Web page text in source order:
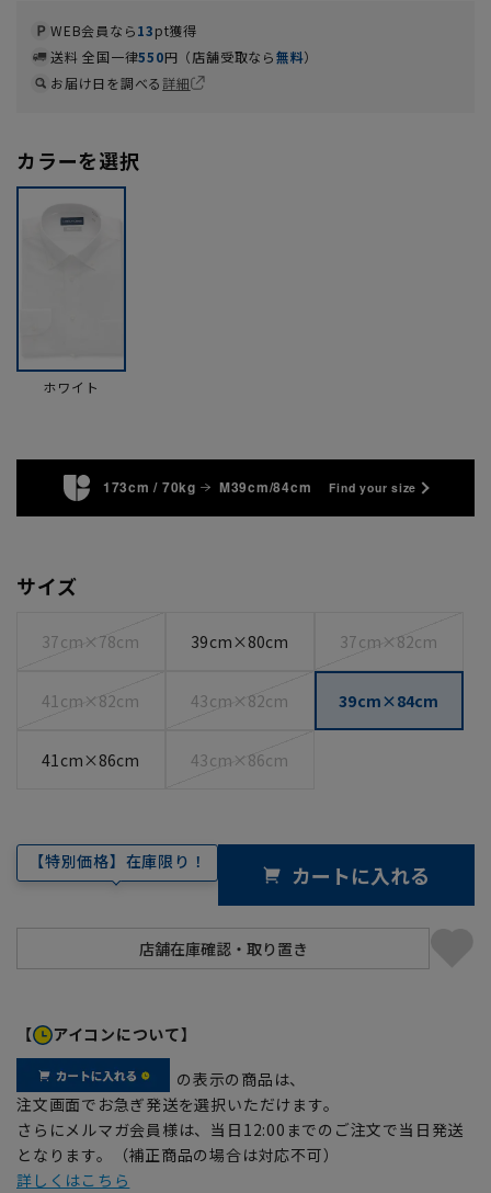
WEB会員なら13pt獲得
送料 全国一律550円（店舗受取なら無料）
お届け日を調べる詳細
カラーを選択
ホワイト
173cm / 70kg M39cm/84cm Find your size
サイズ
37cm×78cm 39cm×80cm 37cm×82cm
41cm×82cm 43cm×82cm 39cm×84cm
41cm×86cm 43cm×86cm
【特別価格】在庫限り！ カートに入れる
【 アイコンについて】
の表示の商品は、
注文画面でお急ぎ発送を選択いただけます。
さらにメルマガ会員様は、当日12:00までのご注文で当日発送
となります。（補正商品の場合は対応不可）
詳しくはこちら